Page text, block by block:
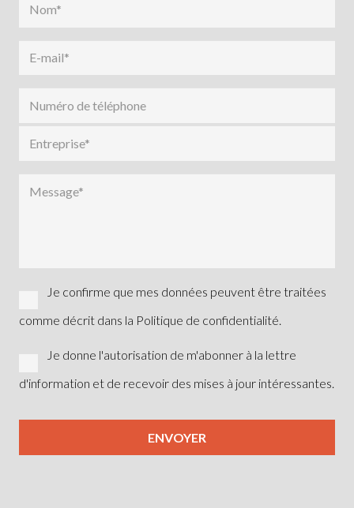
Je confirme que mes données peuvent être traitées
comme décrit dans la Politique de confidentialité.
Je donne l'autorisation de m'abonner à la lettre
d'information et de recevoir des mises à jour intéressantes.